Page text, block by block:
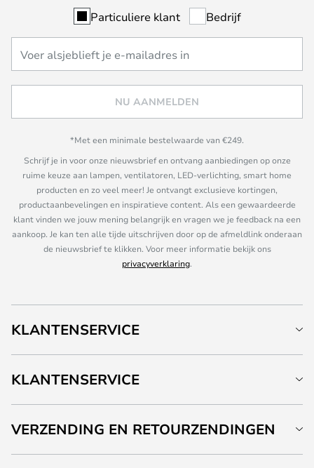
Particuliere klant Bedrijf
NU AANMELDEN
*Met een minimale bestelwaarde van €249.
Schrijf je in voor onze nieuwsbrief en ontvang aanbiedingen op onze
ruime keuze aan lampen, ventilatoren, LED-verlichting, smart home
producten en zo veel meer! Je ontvangt exclusieve kortingen,
productaanbevelingen en inspiratieve content. Als een gewaardeerde
klant vinden we jouw mening belangrijk en vragen we je feedback na een
aankoop. Je kan ten alle tijde uitschrijven door op de afmeldlink onderaan
de nieuwsbrief te klikken. Voor meer informatie bekijk ons
privacyverklaring.
KLANTENSERVICE
KLANTENSERVICE
VERZENDING EN RETOURZENDINGEN